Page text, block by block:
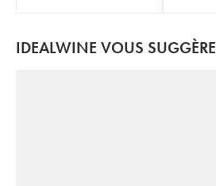
IDEALWINE VOUS SUGGÈRE